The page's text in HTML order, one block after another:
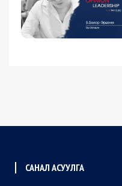
САНАЛ АСУУЛГА